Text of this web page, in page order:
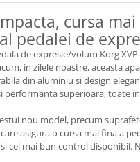
cursa
pedalei de
de expresie/volum Korg
in zilele noastre, aceasta
din aluminiu si design
performanta superioara, toate
nou model, precum
asigura o cursa mai fina a
cel mai bun control disponibil.